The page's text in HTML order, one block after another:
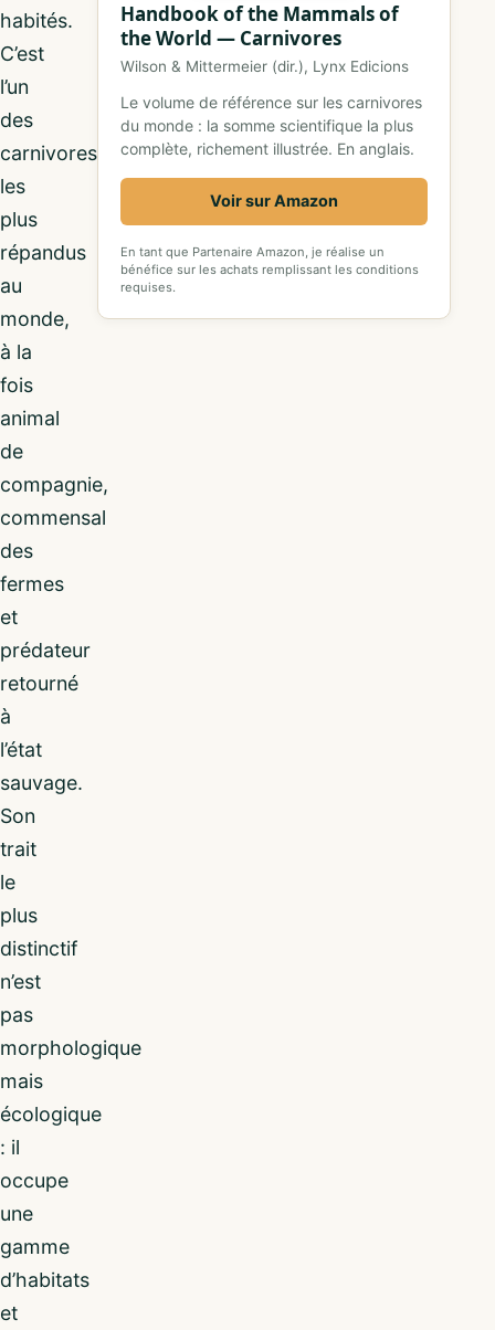
habités.
C’est
l’un
des
carnivores
les
plus
répandus
au
monde,
à la
fois
animal
de
compagnie,
commensal
des
fermes
et
prédateur
retourné
à
l’état
sauvage.
Son
trait
le
plus
distinctif
n’est
pas
morphologique
mais
écologique
: il
occupe
une
gamme
d’habitats
et
Handbook of the Mammals of
the World — Carnivores
Wilson & Mittermeier (dir.), Lynx Edicions
Le volume de référence sur les carnivores
du monde : la somme scientifique la plus
complète, richement illustrée. En anglais.
Voir sur Amazon
En tant que Partenaire Amazon, je réalise un
bénéfice sur les achats remplissant les conditions
requises.